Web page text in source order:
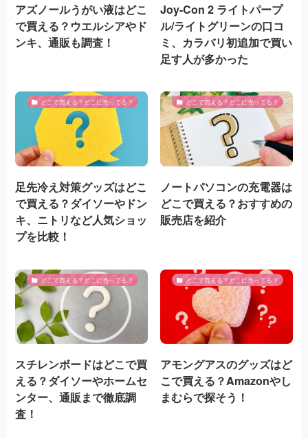
アズノールうがい液はどこ
で買える？ウエルシアやド
ンキ、通販も調査！
Joy-Con 2 ライトパープ
ル/ライトグリーンの口コ
ミ、カラバリ初追加で買い
足す人が多かった
どこで買える？どこに売ってる？
足先冷え対策グッズはどこ
で買える？ダイソーやドン
キ、ニトリなど人気ショッ
プを比較！
どこで買える？どこに売ってる？
ノートパソコンの充電器は
どこで買える？おすすめの
販売店を紹介
どこで買える？どこに売ってる？
スチレンボードはどこで買
える？ダイソーやホームセ
ンター、通販まで徹底調
査！
どこで買える？どこに売ってる？
アモングアスのグッズはど
こで買える？Amazonやし
まむらで探そう！